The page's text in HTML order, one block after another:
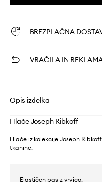
BREZPLAČNA
VRAČILA IN
Opis izdelka
Hlače Joseph Ribkoff
Hlače iz kolekcije Joseph
tkanine.
- Elastičen pas z vrvico.